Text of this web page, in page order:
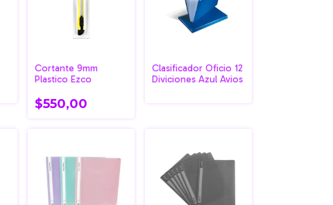
Cortante 9mm
Plastico Ezco
$550,00
Clasificador Oficio 12
Diviciones Azul Avios